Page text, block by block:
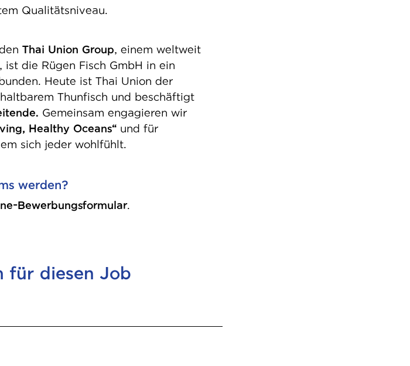
Qualitätsniveau.
Thai Union Group, einem weltweit
, ist die Rügen Fisch GmbH in ein
Heute ist Thai Union der
Thunfisch und beschäftigt
Gemeinsam engagieren wir
Healthy Oceans“und für
sich jeder wohlfühlt.
werden?
.
für diesen Job